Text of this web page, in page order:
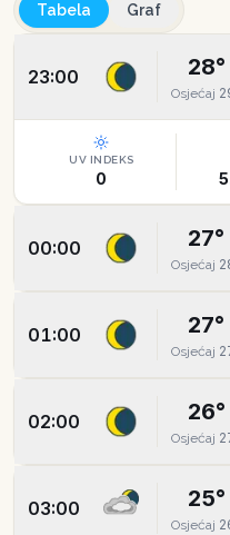
Tabela
Graf
23:00 28°
Osjećaj
UV INDEKS
0
00:00 27°
Osjećaj
01:00 27°
Osjećaj
02:00 26°
Osjećaj
03:00 25°
Osjećaj